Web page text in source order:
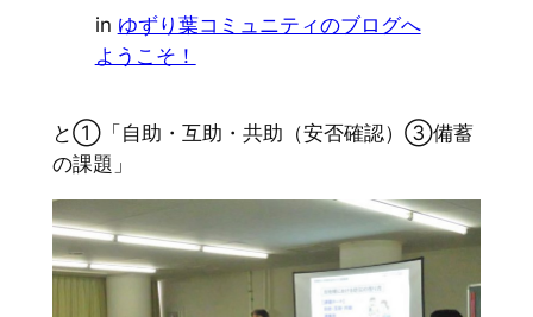
in ゆずり葉コミュニティのブログへ
ようこそ！
と①「自助・互助・共助（安否確認）③備蓄
の課題」